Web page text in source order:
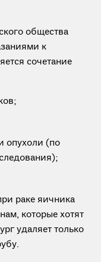
общества
к
сочетание
опухоли (по
раке яичника
которые хотят
удаляет только